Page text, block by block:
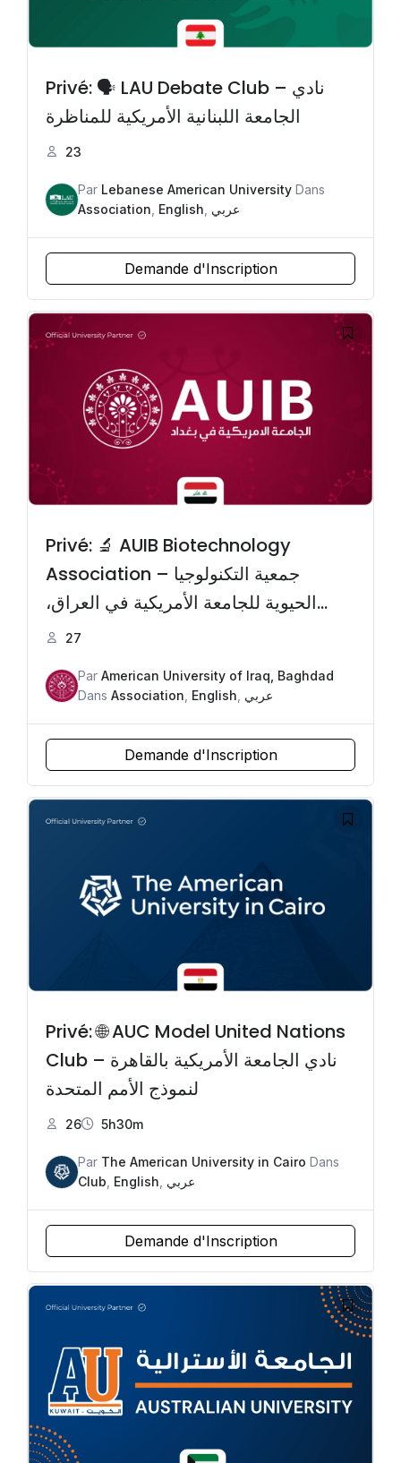
Privé: 🗣️ LAU Debate Club – نادي
الجامعة اللبنانية الأمريكية للمناظرة
23
Par Lebanese American University Dans
Association English عربي
Demande d'Inscription
Privé: 🔬 AUIB Biotechnology
Association – جمعية التكنولوجيا
الحيوية للجامعة الأمريكية في العراق،
بغداد
27
Par American University of Iraq, Baghdad
Dans Association English عربي
Demande d'Inscription
Privé: 🌐 AUC Model United Nations
Club – نادي الجامعة الأمريكية بالقاهرة
لنموذج الأمم المتحدة
26 5h30m
Par The American University in Cairo Dans
Club English عربي
Demande d'Inscription